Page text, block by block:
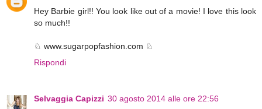
Hey Barbie girl!! You look like out of a movie! I love this look
so much!!
♘ www.sugarpopfashion.com ♘
Rispondi
Selvaggia Capizzi 30 agosto 2014 alle ore 22:56